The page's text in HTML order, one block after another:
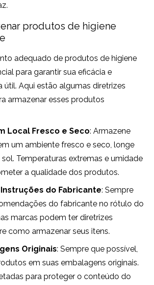
produtos de higiene
adequado de produtos de higiene
para garantir sua eficácia e
útil. Aqui estão algumas diretrizes
armazenar esses produtos
Local Fresco e Seco: Armazene
um ambiente fresco e seco, longe
Temperaturas extremas e umidade
a qualidade dos produtos.
do Fabricante: Sempre
do fabricante no rótulo do
marcas podem ter diretrizes
como armazenar seus itens.
Originais: Sempre que possível,
em suas embalagens originais.
para proteger o conteúdo do